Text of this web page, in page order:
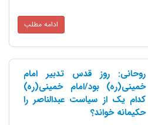
ادامه مطلب
روحانی: روز قدس تدبیر امام
خمینی(ره) بود/امام خمینی(ره)
کدام یک از سیاست عبد‌الناصر را
حکیمانه خواند؟